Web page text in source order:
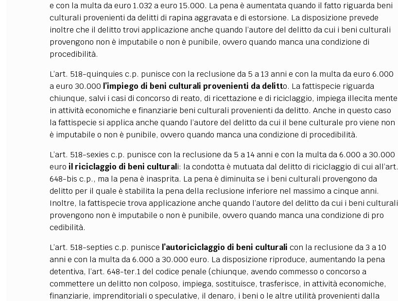
e con la multa da euro 1.032 a euro 15.000. La pena è aumentata quando il fatto riguarda beni
culturali provenienti da delitti di rapina aggravata e di estorsione. La disposizione prevede
inoltre che il delitto trovi applicazione anche quando l’autore del delitto da cui i beni culturali
provengono non è imputabile o non è punibile, ovvero quando manca una condizione di
procedibilità.
L’art. 518-quinquies c.p. punisce con la reclusione da 5 a 13 anni e con la multa da euro 6.000
a euro 30.000 l’impiego di beni culturali provenienti da delitto. La fattispecie riguarda
chiunque, salvi i casi di concorso di reato, di ricettazione e di riciclaggio, impiega illecita mente
in attività economiche e finanziarie beni culturali provenienti da delitto. Anche in questo caso
la fattispecie si applica anche quando l’autore del delitto da cui il bene culturale pro viene non
è imputabile o non è punibile, ovvero quando manca una condizione di procedibilità.
L’art. 518-sexies c.p. punisce con la reclusione da 5 a 14 anni e con la multa da 6.000 a 30.000
euro il riciclaggio di beni cultural i: la condotta è mutuata dal delitto di riciclaggio di cui all’art.
648-bis c.p., ma la pena è inasprita. La pena è diminuita se i beni culturali provengono da
delitto per il quale è stabilita la pena della reclusione inferiore nel massimo a cinque anni.
Inoltre, la fattispecie trova applicazione anche quando l’autore del delitto da cui i beni culturali
provengono non è imputabile o non è punibile, ovvero quando manca una condizione di pro
cedibilità.
L’art. 518-septies c.p. punisce l’autoriciclaggio di beni culturali con la reclusione da 3 a 10
anni e con la multa da 6.000 a 30.000 euro. La disposizione riproduce, aumentando la pena
detentiva, l’art. 648-ter.1 del codice penale (chiunque, avendo commesso o concorso a
commettere un delitto non colposo, impiega, sostituisce, trasferisce, in attività economiche,
finanziarie, imprenditoriali o speculative, il denaro, i beni o le altre utilità provenienti dalla